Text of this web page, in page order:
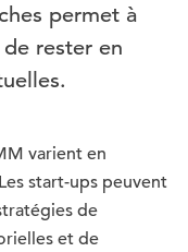
permet à
rester en
varient en
start-ups peuvent
de
et de